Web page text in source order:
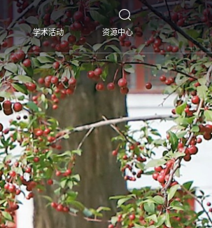
学术活动 资源中心